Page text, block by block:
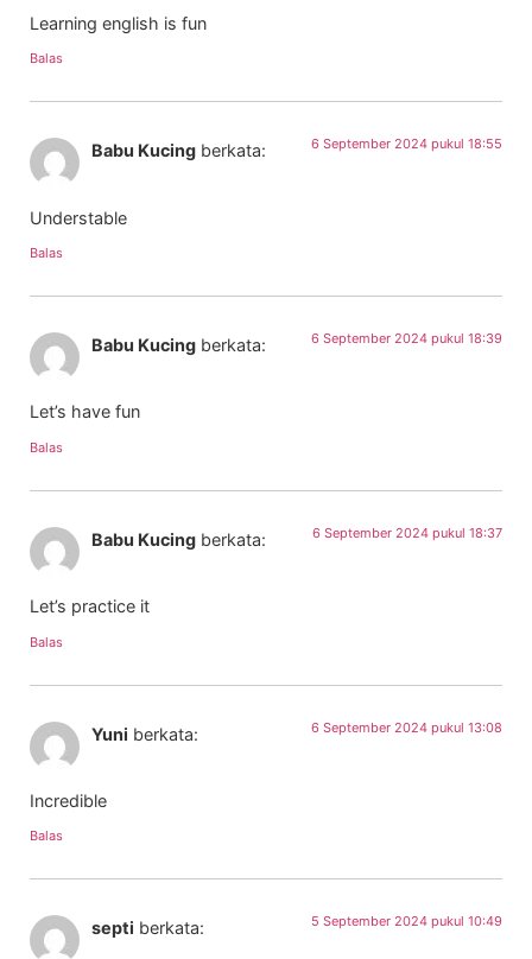
Learning english is fun
Balas
Babu Kucing berkata: 6 September 2024 pukul 18:55
Understable
Balas
Babu Kucing berkata: 6 September 2024 pukul 18:39
Let’s have fun
Balas
Babu Kucing berkata: 6 September 2024 pukul 18:37
Let’s practice it
Balas
Yuni berkata: 6 September 2024 pukul 13:08
Incredible
Balas
septi berkata: 5 September 2024 pukul 10:49